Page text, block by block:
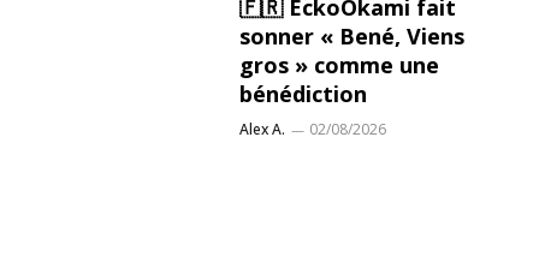
🇫🇷 EckoOkami fait
sonner « Bené, Viens
gros » comme une
bénédiction
Alex A. 02/08/2026